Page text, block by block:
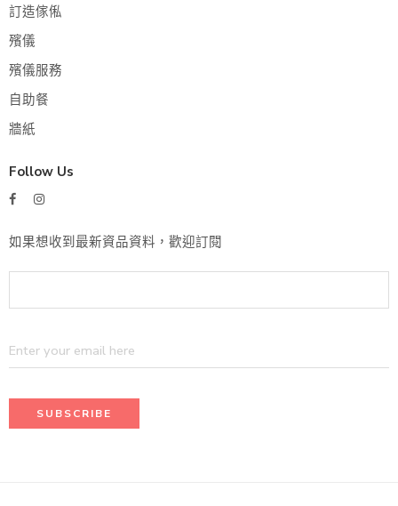
訂造傢俬
殯儀
殯儀服務
自助餐
牆紙
Follow Us
如果想收到最新資品資料，歡迎訂閱